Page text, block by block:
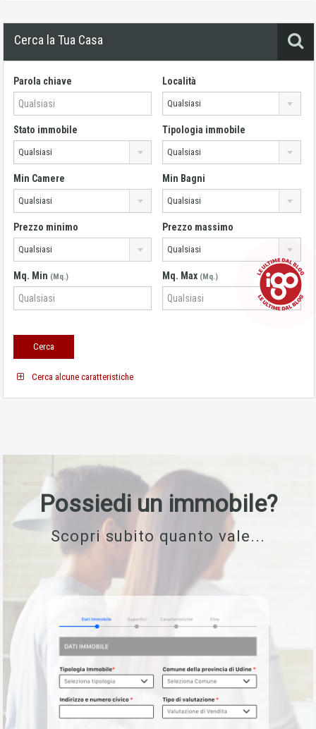
Cerca la Tua Casa
Parola chiave Località
Qualsiasi
Stato immobile
Qualsiasi
Tipologia immobile
Qualsiasi
Min Camere
Qualsiasi
Min Bagni
Qualsiasi
Prezzo minimo
Qualsiasi
Prezzo massimo
Qualsiasi
Mq. Min (Mq.) Mq. Max (Mq.)
Cerca alcune caratteristiche
Possiedi un immobile?
Scopri subito quanto vale...